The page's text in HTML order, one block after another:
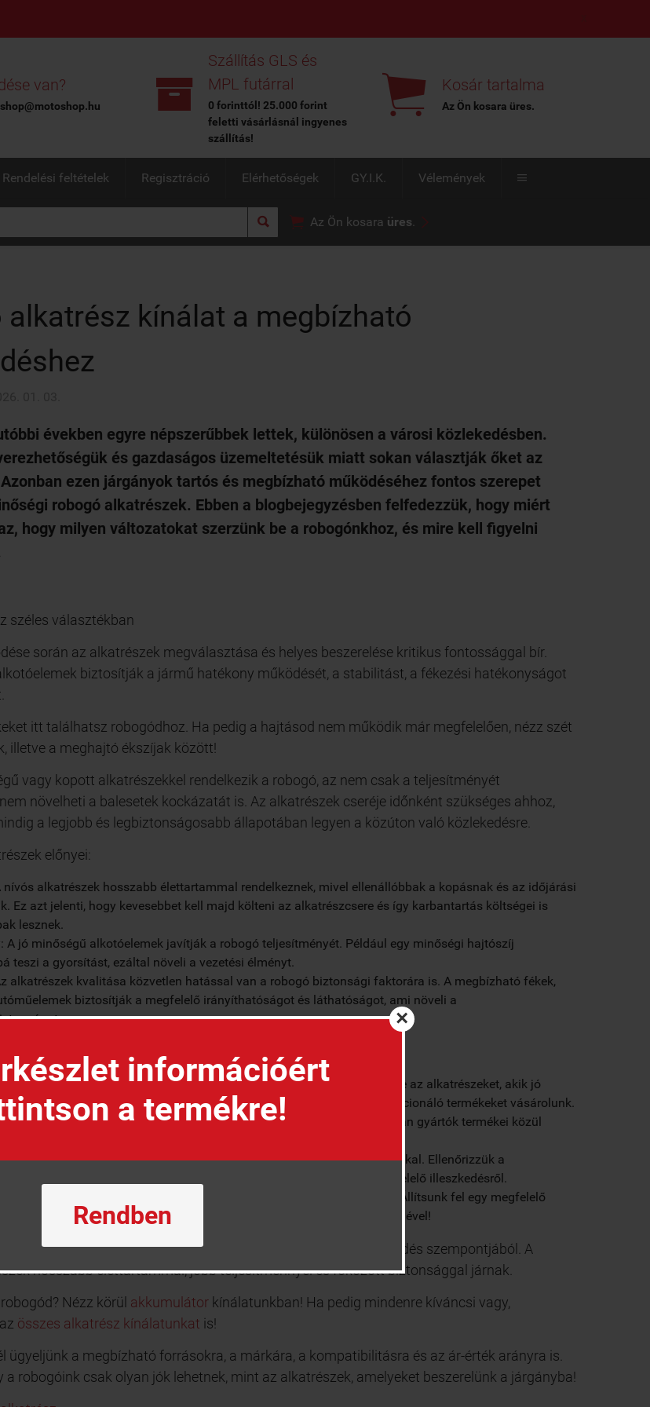
információért
a termékre!
Rendben
×
van? 
Szállítás GLS és
MPL futárral
0 forinttól! 25.000 forint
feletti vásárlásnál ingyenes
szállítás!
 Kosár tartalma
Az Ön kosara üres.
Rendelési feltételek Regisztráció Elérhetőségek GY.I.K. Vélemények 
  Az Ön kosara üres. 
alkatrész kínálat a megbízható
években egyre népszerűbbek lettek, különösen a városi közlekedésben.
és gazdaságos üzemeltetésük miatt sokan választják őket az
ezen járgányok tartós és megbízható működéséhez fontos szerepet
robogó alkatrészek. Ebben a blogbejegyzésben felfedezzük, hogy miért
hogy milyen változatokat szerzünk be a robogónkhoz, és mire kell figyelni
széles választékban
során az alkatrészek megválasztása és helyes beszerelése kritikus fontossággal bír.
biztosítják a jármű hatékony működését, a stabilitást, a fékezési hatékonyságot
itt találhatsz robogódhoz. Ha pedig a hajtásod nem működik már megfelelően, nézz szét
illetve a meghajtó ékszíjak között!
vagy kopott alkatrészekkel rendelkezik a robogó, az nem csak a teljesítményét
növelheti a balesetek kockázatát is. Az alkatrészek cseréje időnként szükséges ahhoz,
a legjobb és legbiztonságosabb állapotában legyen a közúton való közlekedésre.
előnyei:
nívós alkatrészek hosszabb élettartammal rendelkeznek, mivel ellenállóbbak a kopásnak és az időjárási
Ez azt jelenti, hogy kevesebbet kell majd költeni az alkatrészcsere és így karbantartás költségei is
lesznek.
A jó minőségű alkotóelemek javítják a robogó teljesítményét. Például egy minőségi hajtószíj
teszi a gyorsítást, ezáltal növeli a vezetési élményt.
alkatrészek kvalitása közvetlen hatással van a robogó biztonsági faktorára is. A megbízható fékek,
biztosítják a megfelelő irányíthatóságot és láthatóságot, ami növeli a
Vásárláskor fontos, hogy olyan megbízható forrásokból szerezzük be az alkatrészeket, akik jó
a piacon. Így biztosak lehetünk abban, hogy minőségi, jól funkcionáló termékeket vásárolunk.
márkák híresek a kiváló nívójú alkatrészek gyártásáról. Érdemes olyan gyártók termékei közül
Győződjünk meg arról, hogy az alkatrészek kompatibilisek a robogónkkal. Ellenőrizzük a
és olvassuk el a termékleírásokat, hogy megbizonyosodjunk a megfelelő illeszkedésről.
A legolcsóbb alkatrészek nem feltétlenül jelentik a legjobb választást. Állítsunk fel egy megfelelő
és válasszuk a megbízható minőséget az ár-érték arány figyelembevételével!
beszerzés kulcsfontosságú a megbízható és hatékony közlekedés szempontjából. A
hosszabb élettartammal, jobb teljesítménnyel és fokozott biztonsággal járnak.
Nézz körül akkumulátor kínálatunkban! Ha pedig mindenre kíváncsi vagy,
összes alkatrész kínálatunkat is!
ügyeljünk a megbízható forrásokra, a márkára, a kompatibilitásra és az ár-érték arányra is.
a robogóink csak olyan jók lehetnek, mint az alkatrészek, amelyeket beszerelünk a járgányba!